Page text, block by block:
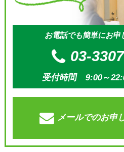
お電話でも簡単にお申
03-
受付時間 9:00～
メールでのお申